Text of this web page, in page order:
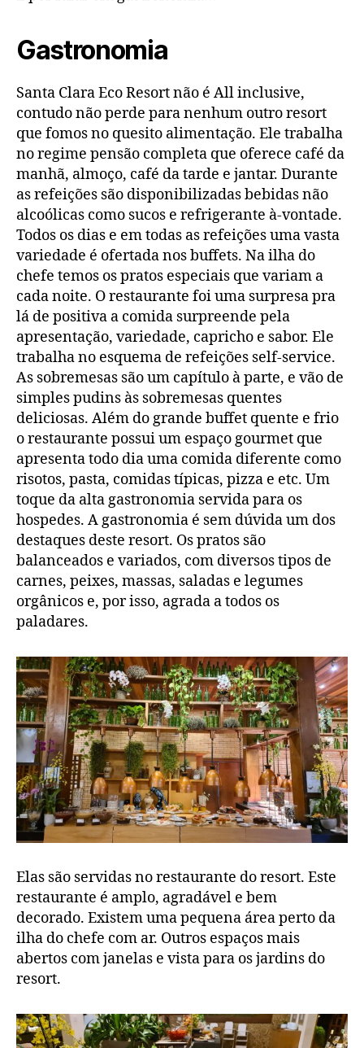
Gastronomia
Santa Clara Eco Resort não é All inclusive,
contudo não perde para nenhum outro resort
que fomos no quesito alimentação. Ele trabalha
no regime pensão completa que oferece café da
manhã, almoço, café da tarde e jantar. Durante
as refeições são disponibilizadas bebidas não
alcoólicas como sucos e refrigerante à-vontade.
Todos os dias e em todas as refeições uma vasta
variedade é ofertada nos buffets. Na ilha do
chefe temos os pratos especiais que variam a
cada noite. O restaurante foi uma surpresa pra
lá de positiva a comida surpreende pela
apresentação, variedade, capricho e sabor. Ele
trabalha no esquema de refeições self-service.
As sobremesas são um capítulo à parte, e vão de
simples pudins às sobremesas quentes
deliciosas. Além do grande buffet quente e frio
o restaurante possui um espaço gourmet que
apresenta todo dia uma comida diferente como
risotos, pasta, comidas típicas, pizza e etc. Um
toque da alta gastronomia servida para os
hospedes. A gastronomia é sem dúvida um dos
destaques deste resort. Os pratos são
balanceados e variados, com diversos tipos de
carnes, peixes, massas, saladas e legumes
orgânicos e, por isso, agrada a todos os
paladares.
Elas são servidas no restaurante do resort. Este
restaurante é amplo, agradável e bem
decorado. Existem uma pequena área perto da
ilha do chefe com ar. Outros espaços mais
abertos com janelas e vista para os jardins do
resort.